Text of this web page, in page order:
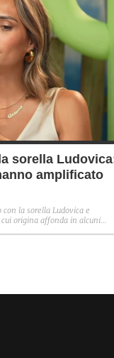
sorella
amplificato
la sorella Ludovica e
origina affonda in alcuni